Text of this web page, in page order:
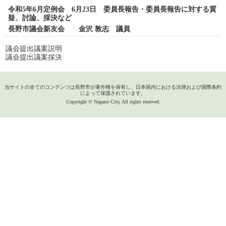
令和5年6月定例会 6月23日 委員長報告・委員長報告に対する質
疑、討論、採決など
長野市議会新友会 金沢 敦志 議員
議会提出議案説明
議会提出議案採決
当サイトの全てのコンテンツは長野市が著作権を保有し、日本国内における法律および国際条約
によって保護されています。
Copyright © Nagano City, All rights reserved.